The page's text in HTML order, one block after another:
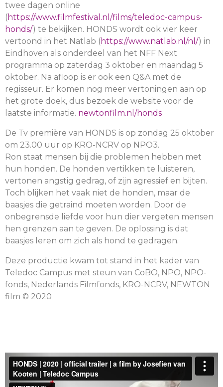
twee dagen online
( https://www.filmfestival.nl/films/teledoc-campus-
honds/) te bekijken. HONDS wordt ook vier keer
vertoond in het Natlab ( https://www.natlab.nl/nl/) in
Eindhoven als onderdeel van het NFF Next
programma op zaterdag 3 oktober en maandag 5
oktober. Na afloop is er ook een Q&A met de
regisseur. Er komen nog meer vertoningen aan op
het grote doek, dus bezoek de website voor de
laatste informatie. newtonfilm.nl/honds
De Tv première van HONDS is op zondag 25 oktober
om 23.00 uur op KRO-NCRV op NPO3.
Ron staat mensen bij die problemen hebben met
hun honden. De honden vertikken te luisteren,
vertonen angstig gedrag, of zijn agressief en bijten.
Toch blijken het vaak niet de honden, maar de
baasjes die getraind moeten worden. Door de
onbegrensde liefde voor hun dier vergeten mensen
hen grenzen aan te geven. De oplossing is dat
baasjes leren om zich als hond te gedragen.
Deze productie kwam tot stand in het kader van
Teledoc Campus met steun van CoBO, NPO, NPO-
fonds, Nederlands Filmfonds, KRO-NCRV, NEWTON
film © 2020